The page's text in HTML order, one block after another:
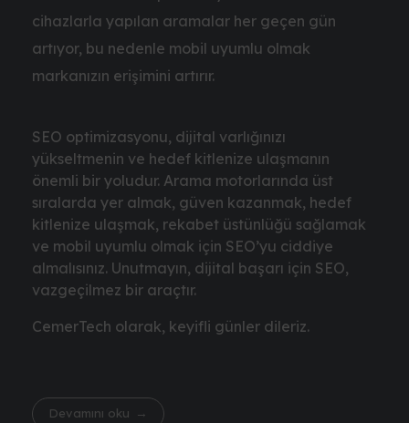
cihazlarla yapılan aramalar her geçen gün
artıyor, bu nedenle mobil uyumlu olmak
markanızın erişimini artırır.
SEO optimizasyonu, dijital varlığınızı
yükseltmenin ve hedef kitlenize ulaşmanın
önemli bir yoludur. Arama motorlarında üst
sıralarda yer almak, güven kazanmak, hedef
kitlenize ulaşmak, rekabet üstünlüğü sağlamak
ve mobil uyumlu olmak için SEO’yu ciddiye
almalısınız. Unutmayın, dijital başarı için SEO,
vazgeçilmez bir araçtır.
CemerTech olarak, keyifli günler dileriz.
Devamını oku